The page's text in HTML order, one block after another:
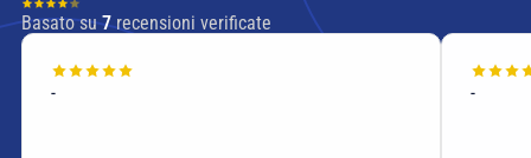
Basato su7recensioni verificate
- -